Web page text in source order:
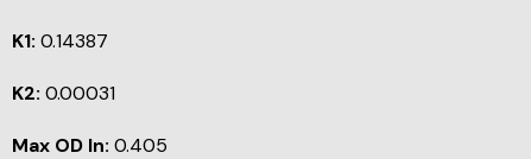
K1: 0.14387
K2: 0.00031
Max OD In: 0.405